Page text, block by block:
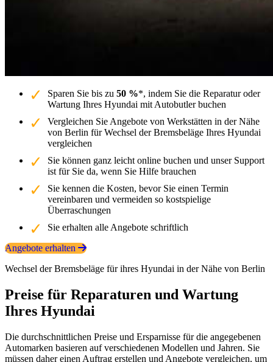
Sparen Sie bis zu 50 %*, indem Sie die Reparatur oder
Wartung Ihres Hyundai mit Autobutler buchen
Vergleichen Sie Angebote von Werkstätten in der Nähe
von Berlin für Wechsel der Bremsbeläge Ihres Hyundai
vergleichen
Sie können ganz leicht online buchen und unser Support
ist für Sie da, wenn Sie Hilfe brauchen
Sie kennen die Kosten, bevor Sie einen Termin
vereinbaren und vermeiden so kostspielige
Überraschungen
Sie erhalten alle Angebote schriftlich
Angebote erhalten
Wechsel der Bremsbeläge für ihres Hyundai in der Nähe von Berlin
Preise für Reparaturen und Wartung
Ihres Hyundai
Die durchschnittlichen Preise und Ersparnisse für die angegebenen
Automarken basieren auf verschiedenen Modellen und Jahren. Sie
müssen daher einen Auftrag erstellen und Angebote vergleichen, um